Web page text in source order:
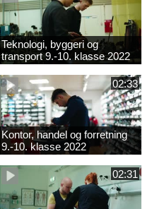
Teknologi, byggeri og
transport 9.-10. klasse 2022
02:33
Kontor, handel og forretning
9.-10. klasse 2022
02:31